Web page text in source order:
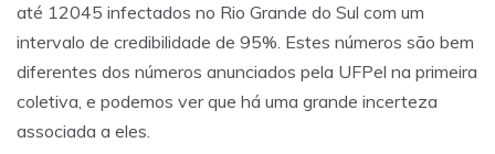
até 12045 infectados no Rio Grande do Sul com um
intervalo de credibilidade de 95%. Estes números são bem
diferentes dos números anunciados pela UFPel na primeira
coletiva, e podemos ver que há uma grande incerteza
associada a eles.